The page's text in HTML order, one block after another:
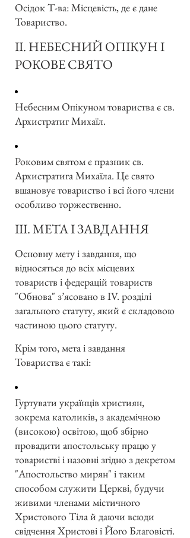
Осiдок Т-ва: Місцевість, де є дане
Товариство.
II. НЕБЕСНИЙ ОПІКУН І
РОКОВЕ СВЯТО
Небесним Опікуном товариства є св.
Архистратиг Михаїл.
Роковим святом є празник св.
Архистратига Михаїла. Це свято
вшановує товариство і всі його члени
особливо торжественно.
III. МЕТА І ЗАВДАННЯ
Основну мету і завдання, що
відносяться до всіх місцевих
товариств і федерацій товариств
"Обнова" з’ясовано в IV. розділі
загального статуту, який є складовою
частиною цього статуту.
Крім того, мета і завдання
Товариства є такі:
Гуртувати українців християн,
зокрема католиків, з академічною
(високою) освітою, щоб збірно
провадити апостольську працю у
товаристві і назовні згідно з декретом
"Апостольство мирян" і таким
способом служити Церкві, будучи
живими членами містичного
Христового Тіла й даючи всюди
свідчення Христові і Його Благовісті.